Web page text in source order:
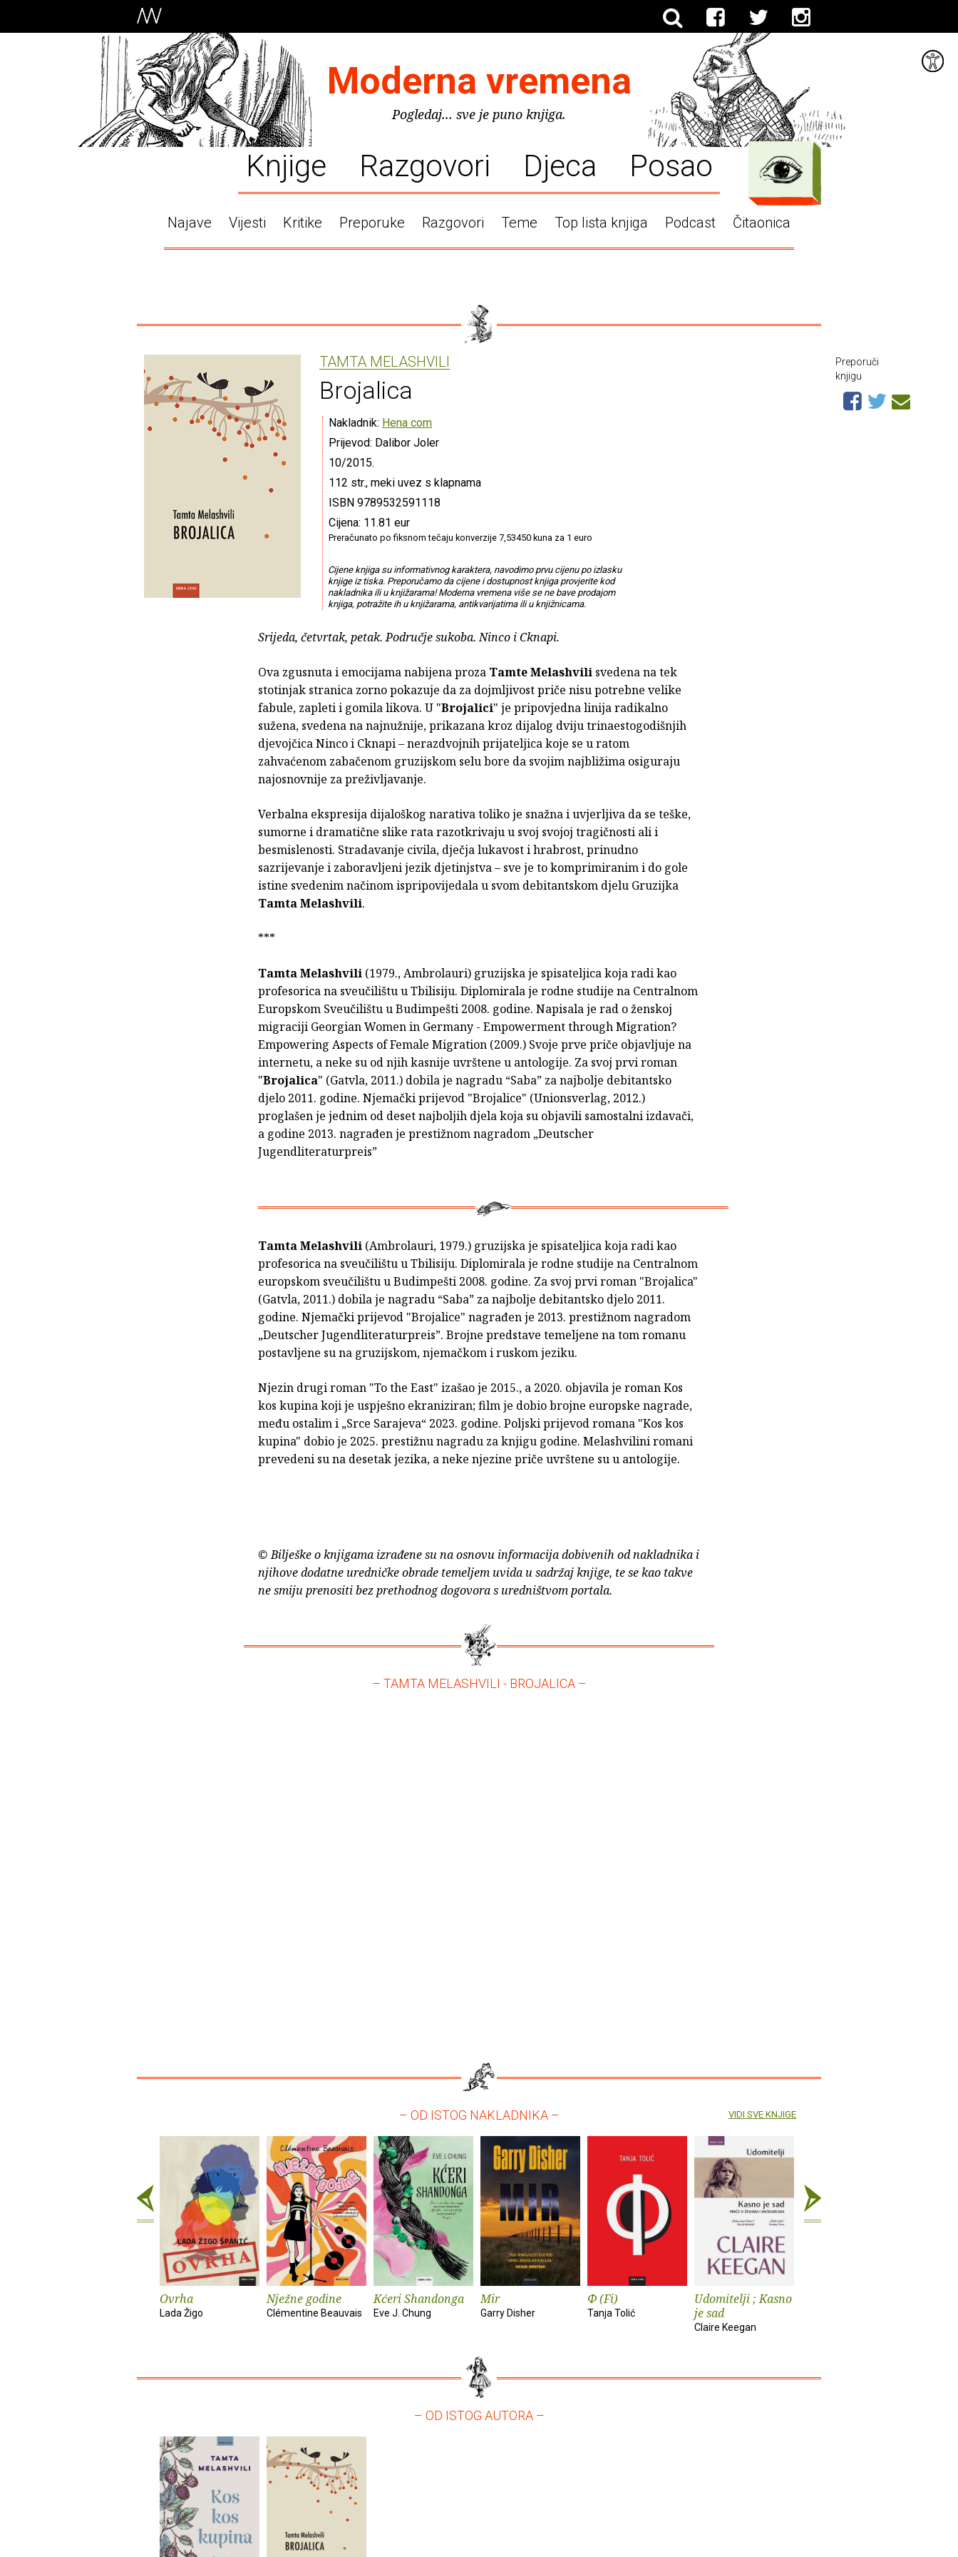
Moderna vremena
Pogledaj... sve je puno knjiga.
Knjige Razgovori Djeca Posao
Najave Vijesti Kritike Preporuke Razgovori Teme Top lista knjiga Podcast Čitaonica
TAMTA MELASHVILI
Brojalica
Nakladnik: Hena com
Prijevod: Dalibor Joler
10/2015.
112 str., meki uvez s klapnama
ISBN 9789532591118
Cijena: 11.81 eur
Preračunato po fiksnom tečaju konverzije 7,53450 kuna za 1 euro
Cijene knjiga su informativnog karaktera, navodimo prvu cijenu po izlasku
knjige iz tiska. Preporučamo da cijene i dostupnost knjiga provjerite kod
nakladnika ili u knjižarama! Moderna vremena više se ne bave prodajom
knjiga, potražite ih u knjižarama, antikvarijatima ili u knjižnicama.
Srijeda, četvrtak, petak. Područje sukoba. Ninco i Cknapi.
Ova zgusnuta i emocijama nabijena proza Tamte Melashvili svedena na tek
stotinjak stranica zorno pokazuje da za dojmljivost priče nisu potrebne velike
fabule, zapleti i gomila likova. U "Brojalici" je pripovjedna linija radikalno
sužena, svedena na najnužnije, prikazana kroz dijalog dviju trinaestogodišnjih
djevojčica Ninco i Cknapi – nerazdvojnih prijateljica koje se u ratom
zahvaćenom zabačenom gruzijskom selu bore da svojim najbližima osiguraju
najosnovnije za preživljavanje.
Verbalna ekspresija dijaloškog narativa toliko je snažna i uvjerljiva da se teške,
sumorne i dramatične slike rata razotkrivaju u svoj svojoj tragičnosti ali i
besmislenosti. Stradavanje civila, dječja lukavost i hrabrost, prinudno
sazrijevanje i zaboravljeni jezik djetinjstva – sve je to komprimiranim i do gole
istine svedenim načinom ispripovijedala u svom debitantskom djelu Gruzijka
Tamta Melashvili.
***
Tamta Melashvili (1979., Ambrolauri) gruzijska je spisateljica koja radi kao
profesorica na sveučilištu u Tbilisiju. Diplomirala je rodne studije na Centralnom
Europskom Sveučilištu u Budimpešti 2008. godine. Napisala je rad o ženskoj
migraciji Georgian Women in Germany - Empowerment through Migration?
Empowering Aspects of Female Migration (2009.) Svoje prve priče objavljuje na
internetu, a neke su od njih kasnije uvrštene u antologije. Za svoj prvi roman
"Brojalica" (Gatvla, 2011.) dobila je nagradu “Saba” za najbolje debitantsko
djelo 2011. godine. Njemački prijevod "Brojalice" (Unionsverlag, 2012.)
proglašen je jednim od deset najboljih djela koja su objavili samostalni izdavači,
a godine 2013. nagrađen je prestižnom nagradom „Deutscher
Jugendliteraturpreis”
Tamta Melashvili (Ambrolauri, 1979.) gruzijska je spisateljica koja radi kao
profesorica na sveučilištu u Tbilisiju. Diplomirala je rodne studije na Centralnom
europskom sveučilištu u Budimpešti 2008. godine. Za svoj prvi roman "Brojalica"
(Gatvla, 2011.) dobila je nagradu “Saba” za najbolje debitantsko djelo 2011.
godine. Njemački prijevod "Brojalice" nagrađen je 2013. prestižnom nagradom
„Deutscher Jugendliteraturpreis”. Brojne predstave temeljene na tom romanu
postavljene su na gruzijskom, njemačkom i ruskom jeziku.
Njezin drugi roman "To the East" izašao je 2015., a 2020. objavila je roman Kos
kos kupina koji je uspješno ekraniziran; film je dobio brojne europske nagrade,
među ostalim i „Srce Sarajeva“ 2023. godine. Poljski prijevod romana "Kos kos
kupina" dobio je 2025. prestižnu nagradu za knjigu godine. Melashvilini romani
prevedeni su na desetak jezika, a neke njezine priče uvrštene su u antologije.
© Bilješke o knjigama izrađene su na osnovu informacija dobivenih od nakladnika i
njihove dodatne uredničke obrade temeljem uvida u sadržaj knjige, te se kao takve
ne smiju prenositi bez prethodnog dogovora s uredništvom portala.
– TAMTA MELASHVILI - BROJALICA –
Preporuči
knjigu
– OD ISTOG NAKLADNIKA –
Ovrha
Lada Žigo
Nježne godine
Clémentine Beauvais
Kćeri Shandonga
Eve J. Chung
Mir
Garry Disher
Φ (Fi)
Tanja Tolić
Udomitelji ; Kasno
je sad
Claire Keegan
VIDI SVE KNJIGE
– OD ISTOG AUTORA –